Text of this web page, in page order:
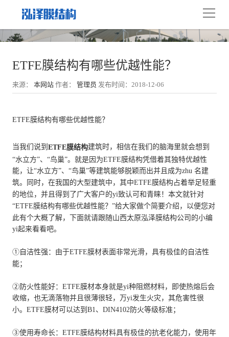
ETFE膜结构有哪些优越性能？
来源： 本网站 作者： 管理员 发布时间：2018-12-06
ETFE膜结构有哪些优越性能？
当我们说到 ETFE膜结构建筑时，相信在我们的脑海里就会想到
“水立方”、“鸟巢”。就是因为ETFE膜结构凭借着其独特优越性
能，让“水立方”、“鸟巢”等建筑能够脱颖而出并且成为zhu 名建
筑。同时，在我国的大型建筑中，其中ETFE膜结构占着举足轻重
的地位，并且得到了广大客户的yi致认可和青睐！本文就针对
“ETFE膜结构有哪些优越性能？”给大家做个简要介绍，以便您对
此有个大概了解，下面就请跟随山西太原泓泽膜结构公司的小编
yi起来看看吧。
①自洁性强：由于ETFE膜材表面非常光滑，具有极佳的自洁性
能；
②防火性能好：ETFE膜材本身就是yi种阻燃材料，即使热熔后会
收缩，也无滴落物并且很薄很轻，万yi发生火灾，其危害性很
小。ETFE膜材可以达到B1、DIN4102防火等级标准；
③使用寿命长：ETFE膜结构材料具有极佳的抗老化能力，使用年